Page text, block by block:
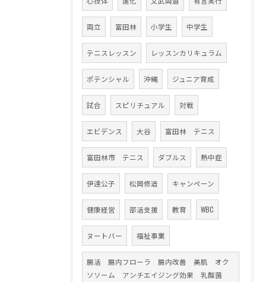
両立 富田林 小学生 中学生
テニスレッスン レッスンカリキュラム
ポテンシャル 沖縄 ジュニア育成
試合 スピリチュアル 対戦
エビデンス 大谷 富田林 テニス
富田林市 テニス ダブルス 熱中症
伊達公子 松岡修造 キャンペーン
健康経営 部活支援 教育 WBC
ヌートバー 福祉事業
腸活 腸内フローラ 腸内改善 美肌 オク
ソソーム アンチエイジング効果 乳酸菌